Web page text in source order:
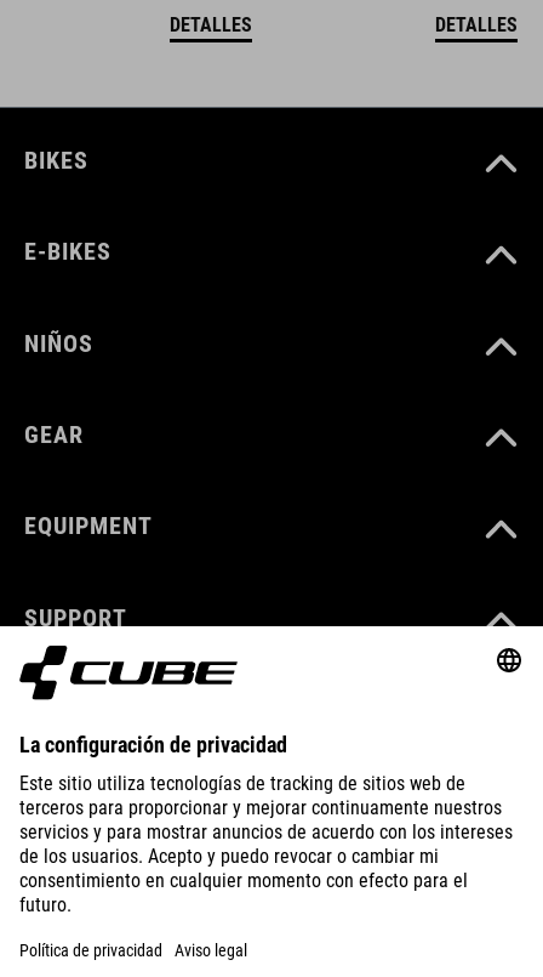
DETALLES DETALLES
BIKES
E-BIKES
NIÑOS
GEAR
EQUIPMENT
SUPPORT
ABOUT US
EXPLORE